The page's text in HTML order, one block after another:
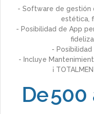
- Software de gestión
estética,
- Posibilidad de App
-
- Incluye
¡
De500